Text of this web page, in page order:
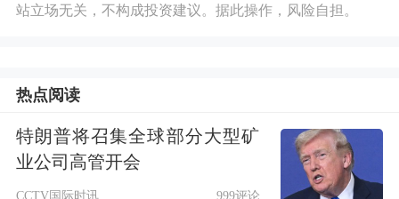
银行理财子公司通过技术升级将清算流
前提下尽量缩短资金在途时间，并以此
作为差异化竞争的关键手段来吸引对周
转效率敏感的客户。此举既是行业在存
站立场无关，不构成投资建议。据此操作，风险自担。
热点阅读
特朗普将召集全球部分大型矿
业公司高管开会
CCTV国际时讯 999评论